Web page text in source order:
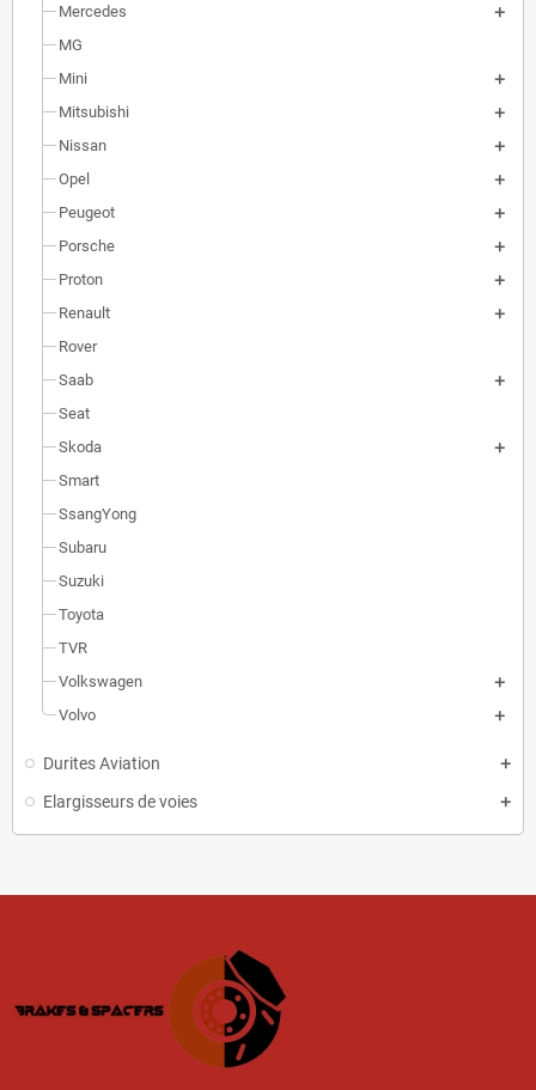
Mercedes
MG
Mini
Mitsubishi
Nissan
Opel
Peugeot
Porsche
Proton
Renault
Rover
Saab
Seat
Skoda
Smart
SsangYong
Subaru
Suzuki
Toyota
TVR
Volkswagen
Volvo
Durites Aviation
Elargisseurs de voies